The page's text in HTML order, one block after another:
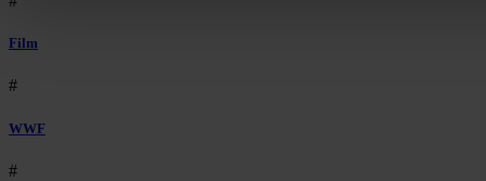
Film
#
WWF
#